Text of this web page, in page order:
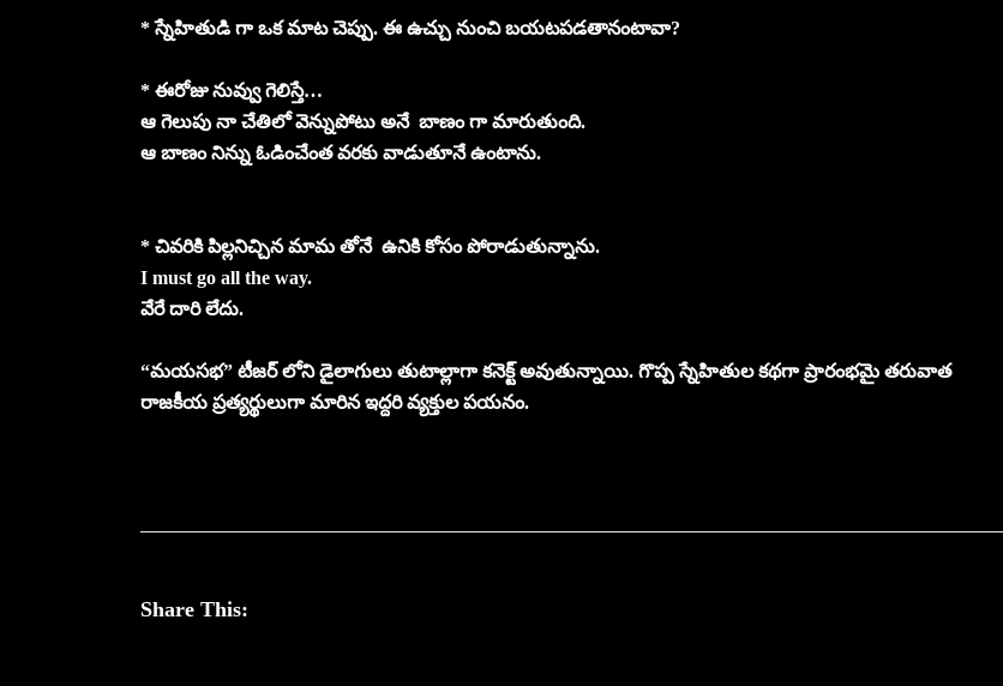
* స్నేహితుడి గా ఒక మాట చెప్పు. ఈ ఉచ్చు నుంచి బయటపడతానంటావా?
* ఈరోజు నువ్వు గెలిస్తే…
ఆ గెలుపు నా చేతిలో వెన్నుపోటు అనే బాణం గా మారుతుంది.
ఆ బాణం నిన్ను ఓడించేంత వరకు వాడుతూనే ఉంటాను.
* చివరికి పిల్లనిచ్చిన మామ తోనే ఉనికి కోసం పోరాడుతున్నాను.
I must go all the way.
వేరే దారి లేదు.
“మయసభ” టీజర్ లోని డైలాగులు తుటాల్లాగా కనెక్ట్ అవుతున్నాయి. గొప్ప స్నేహితుల కథగా ప్రారంభమై తరువాత
రాజకీయ ప్రత్యర్థులుగా మారిన ఇద్దరి వ్యక్తుల పయనం.
Share This: